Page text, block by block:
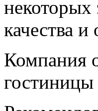
некоторых
качества и
Компания